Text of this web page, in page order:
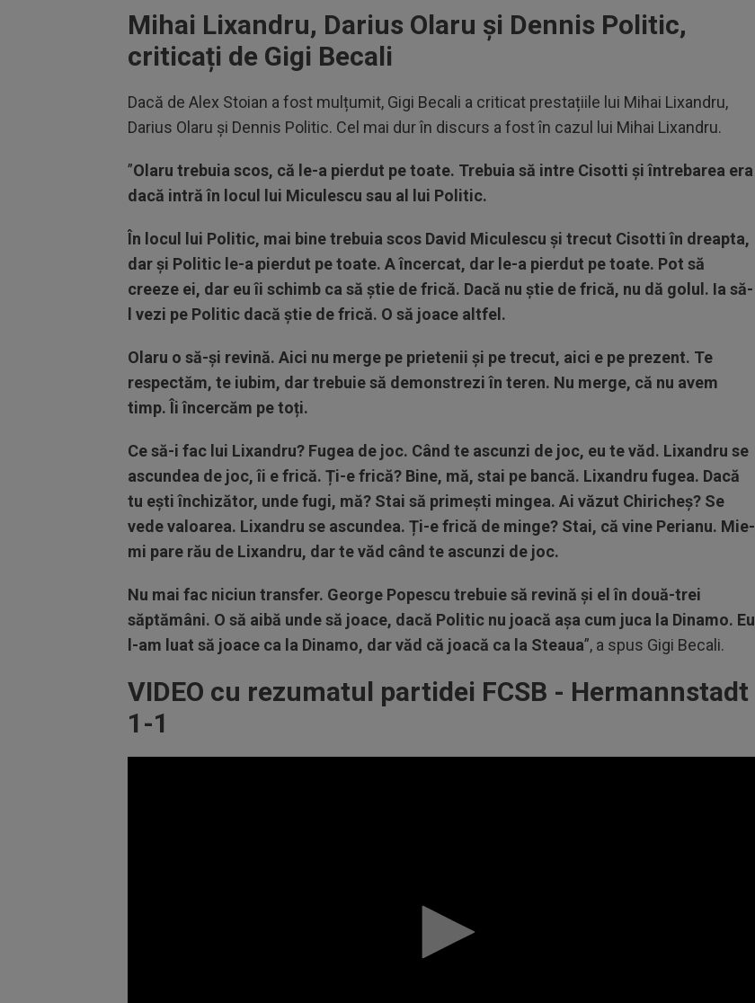
Mihai Lixandru, Darius Olaru și Dennis Politic,
criticați de Gigi Becali
Dacă de Alex Stoian a fost mulțumit, Gigi Becali a criticat prestațiile lui Mihai Lixandru,
Darius Olaru și Dennis Politic. Cel mai dur în discurs a fost în cazul lui Mihai Lixandru.
”Olaru trebuia scos, că le-a pierdut pe toate. Trebuia să intre Cisotti și întrebarea era
dacă intră în locul lui Miculescu sau al lui Politic.
În locul lui Politic, mai bine trebuia scos David Miculescu și trecut Cisotti în dreapta,
dar și Politic le-a pierdut pe toate. A încercat, dar le-a pierdut pe toate. Pot să
creeze ei, dar eu îi schimb ca să știe de frică. Dacă nu știe de frică, nu dă golul. Ia să-
l vezi pe Politic dacă știe de frică. O să joace altfel.
Olaru o să-și revină. Aici nu merge pe prietenii și pe trecut, aici e pe prezent. Te
respectăm, te iubim, dar trebuie să demonstrezi în teren. Nu merge, că nu avem
timp. Îi încercăm pe toți.
Ce să-i fac lui Lixandru? Fugea de joc. Când te ascunzi de joc, eu te văd. Lixandru se
ascundea de joc, îi e frică. Ți-e frică? Bine, mă, stai pe bancă. Lixandru fugea. Dacă
tu ești închizător, unde fugi, mă? Stai să primești mingea. Ai văzut Chiricheș? Se
vede valoarea. Lixandru se ascundea. Ți-e frică de minge? Stai, că vine Perianu. Mie-
mi pare rău de Lixandru, dar te văd când te ascunzi de joc.
Nu mai fac niciun transfer. George Popescu trebuie să revină și el în două-trei
săptămâni. O să aibă unde să joace, dacă Politic nu joacă așa cum juca la Dinamo. Eu
l-am luat să joace ca la Dinamo, dar văd că joacă ca la Steaua”, a spus Gigi Becali.
VIDEO cu rezumatul partidei FCSB - Hermannstadt
1-1